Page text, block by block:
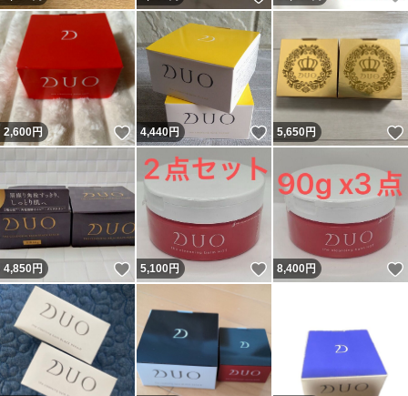
2,600円 いいね！
4,440円 いいね！
5,650円
4,850円 いいね！
5,100円 いいね！
8,400円